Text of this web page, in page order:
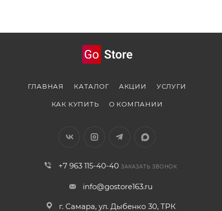
ГЛАВНАЯ КАТАЛОГ АКЦИИ УСЛУГИ
КАК КУПИТЬ О КОМПАНИИ
+7 963 115-40-40 ЗАКАЗАТЬ ЗВОНОК
info@gostore163.ru
г. Самара, ул. Дыбенко 30, ТРК